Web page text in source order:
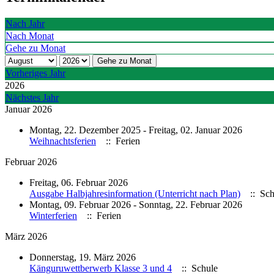
Nach Jahr
Nach Monat
Gehe zu Monat
Gehe zu Monat
Vorheriges Jahr
2026
Nächstes Jahr
Januar 2026
Montag, 22. Dezember 2025 - Freitag, 02. Januar 2026
Weihnachtsferien
:: Ferien
Februar 2026
Freitag, 06. Februar 2026
Ausgabe Halbjahresinformation (Unterricht nach Plan)
::
Montag, 09. Februar 2026 - Sonntag, 22. Februar 2026
Winterferien
:: Ferien
März 2026
Donnerstag, 19. März 2026
Känguruwettberwerb Klasse 3 und 4
:: Schule